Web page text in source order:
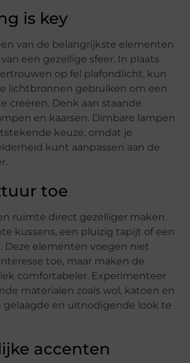
is key
van de belangrijkste elementen
een gezellige sfeer. In plaats
op fel plafondlicht, kun
lichtbronnen gebruiken om een
creëren. Denk aan staande
en kaarsen. Dimbare lampen
keuze, omdat je
kunt aanpassen aan de
toe
ruimte direct gezelliger maken.
kussens, een pluizig tapijt of een
Deze elementen voegen niet
toe, maar maken de
comfortabeler. Experimenteer
materialen zoals wol, katoen en
gelaagde en uitnodigende look te
accenten